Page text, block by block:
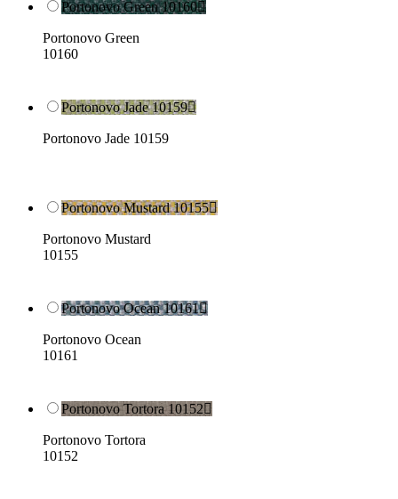
Portonovo Green 10160
Portonovo Green
10160
Portonovo Jade 10159
Portonovo Jade 10159
Portonovo Mustard 10155
Portonovo Mustard
10155
Portonovo Ocean 10161
Portonovo Ocean
10161
Portonovo Tortora 10152
Portonovo Tortora
10152